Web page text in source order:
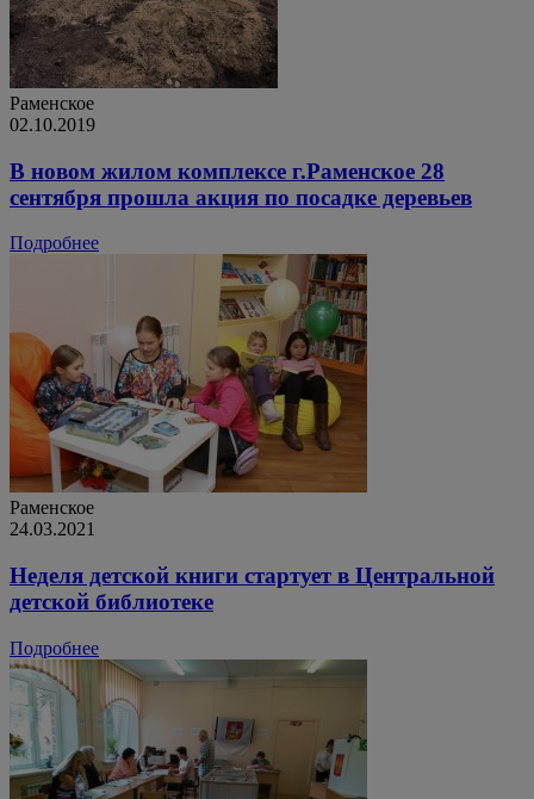
Раменское
02.10.2019
В новом жилом комплексе г.Раменское 28
сентября прошла акция по посадке деревьев
Подробнее
Раменское
24.03.2021
Неделя детской книги стартует в Центральной
детской библиотеке
Подробнее